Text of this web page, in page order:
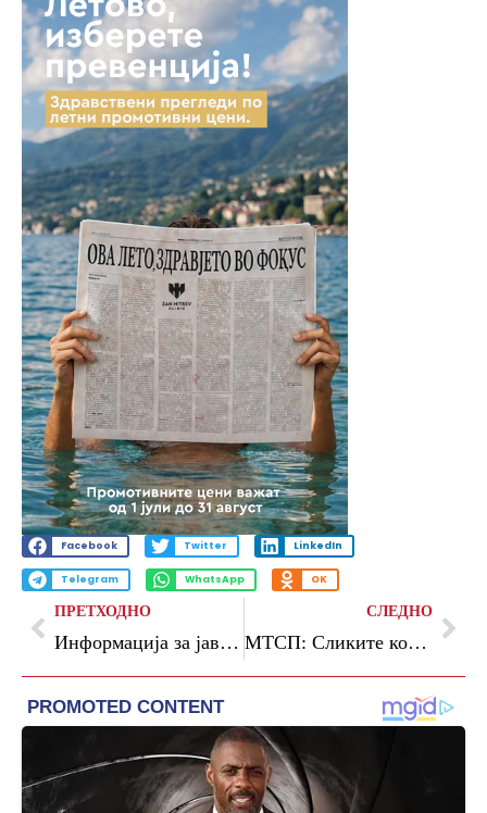
Facebook Twitter LinkedIn
Telegram WhatsApp OK
ПРЕТХОДНО
Информација за јавноста (ЈП Лајка)
СЛЕДНО
МТСП: Сликите кои се споделуваат за градинката „Детска Радост“ се од 2022 година кога во објектот имаше поплава, градинката е реновирана